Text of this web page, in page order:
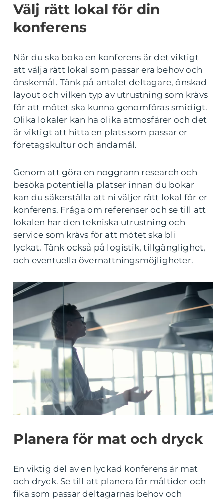
Välj rätt lokal för din
konferens
När du ska boka en konferens är det viktigt
att välja rätt lokal som passar era behov och
önskemål. Tänk på antalet deltagare, önskad
layout och vilken typ av utrustning som krävs
för att mötet ska kunna genomföras smidigt.
Olika lokaler kan ha olika atmosfärer och det
är viktigt att hitta en plats som passar er
företagskultur och ändamål.
Genom att göra en noggrann research och
besöka potentiella platser innan du bokar
kan du säkerställa att ni väljer rätt lokal för er
konferens. Fråga om referenser och se till att
lokalen har den tekniska utrustning och
service som krävs för att mötet ska bli
lyckat. Tänk också på logistik, tillgänglighet,
och eventuella övernattningsmöjligheter.
Planera för mat och dryck
En viktig del av en lyckad konferens är mat
och dryck. Se till att planera för måltider och
fika som passar deltagarnas behov och